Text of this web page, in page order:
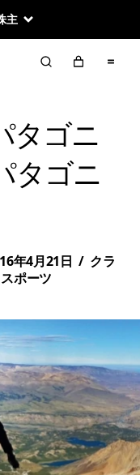
主
ゴニ
タゴニ
年4月21日 / クラ
スポーツ